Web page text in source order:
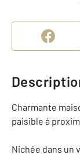
Charmante
paisible à
Nichée dans un